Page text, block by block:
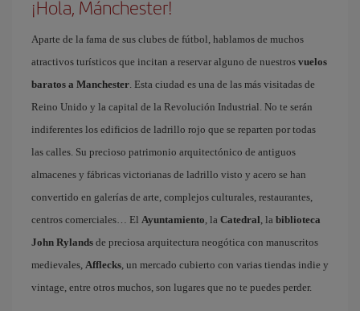
¡Hola, Mánchester!
Aparte de la fama de sus clubes de fútbol, hablamos de muchos
atractivos turísticos que incitan a reservar alguno de nuestros vuelos
baratos a Manchester. Esta ciudad es una de las más visitadas de
Reino Unido y la capital de la Revolución Industrial. No te serán
indiferentes los edificios de ladrillo rojo que se reparten por todas
las calles. Su precioso patrimonio arquitectónico de antiguos
almacenes y fábricas victorianas de ladrillo visto y acero se han
convertido en galerías de arte, complejos culturales, restaurantes,
centros comerciales… El Ayuntamiento, la Catedral, la biblioteca
John Rylands de preciosa arquitectura neogótica con manuscritos
medievales, Afflecks, un mercado cubierto con varias tiendas indie y
vintage, entre otros muchos, son lugares que no te puedes perder.